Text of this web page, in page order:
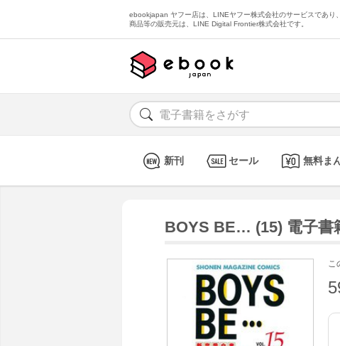
ebookjapan ヤフー店は、LINEヤフー株式会社のサービスであり
商品等の販売元は、LINE Digital Frontier株式会社です。
新刊 セール 無料ま
BOYS BE… (15) 電子書
こ